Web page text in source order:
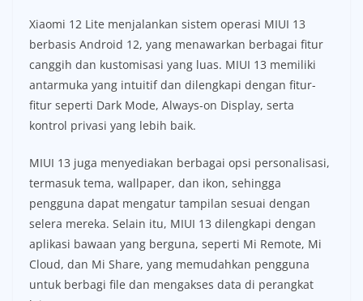
Xiaomi 12 Lite menjalankan sistem operasi MIUI 13
berbasis Android 12, yang menawarkan berbagai fitur
canggih dan kustomisasi yang luas. MIUI 13 memiliki
antarmuka yang intuitif dan dilengkapi dengan fitur-
fitur seperti Dark Mode, Always-on Display, serta
kontrol privasi yang lebih baik.
MIUI 13 juga menyediakan berbagai opsi personalisasi,
termasuk tema, wallpaper, dan ikon, sehingga
pengguna dapat mengatur tampilan sesuai dengan
selera mereka. Selain itu, MIUI 13 dilengkapi dengan
aplikasi bawaan yang berguna, seperti Mi Remote, Mi
Cloud, dan Mi Share, yang memudahkan pengguna
untuk berbagi file dan mengakses data di perangkat